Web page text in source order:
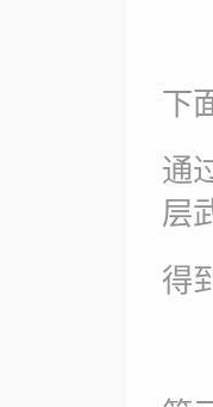
下
通
层
得